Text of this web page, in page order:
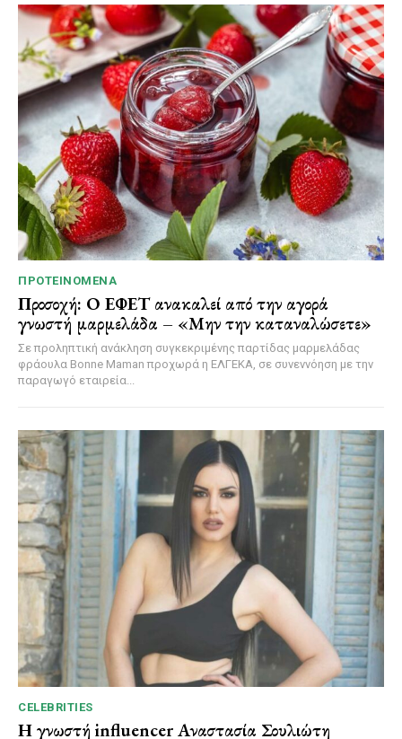
ΠΡΟΤΕΙΝΌΜΕΝΑ
Προσοχή: Ο ΕΦΕΤ ανακαλεί από την αγορά
γνωστή μαρμελάδα – «Μην την καταναλώσετε»
Σε προληπτική ανάκληση συγκεκριμένης παρτίδας μαρμελάδας
φράουλα Bonne Maman προχωρά η ΕΛΓΕΚΑ, σε συνεννόηση με την
παραγωγό εταιρεία...
CELEBRITIES
Η γνωστή influencer Αναστασία Σουλιώτη